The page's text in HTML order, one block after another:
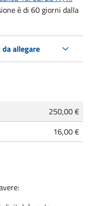
è di 60 giorni dalla
allegare
250,00 €
16,00 €